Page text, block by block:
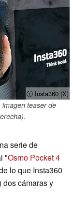
ⓘ Insta360 (X)
teaser de
serie de
"Osmo Pocket 4
lo que Insta360
dos cámaras y